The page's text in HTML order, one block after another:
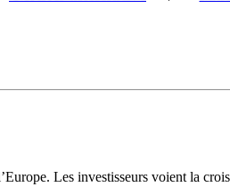
Les investisseurs voient la